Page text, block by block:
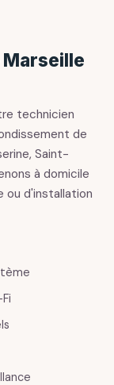
technicien
de
Saint-
à domicile
ou d'installation